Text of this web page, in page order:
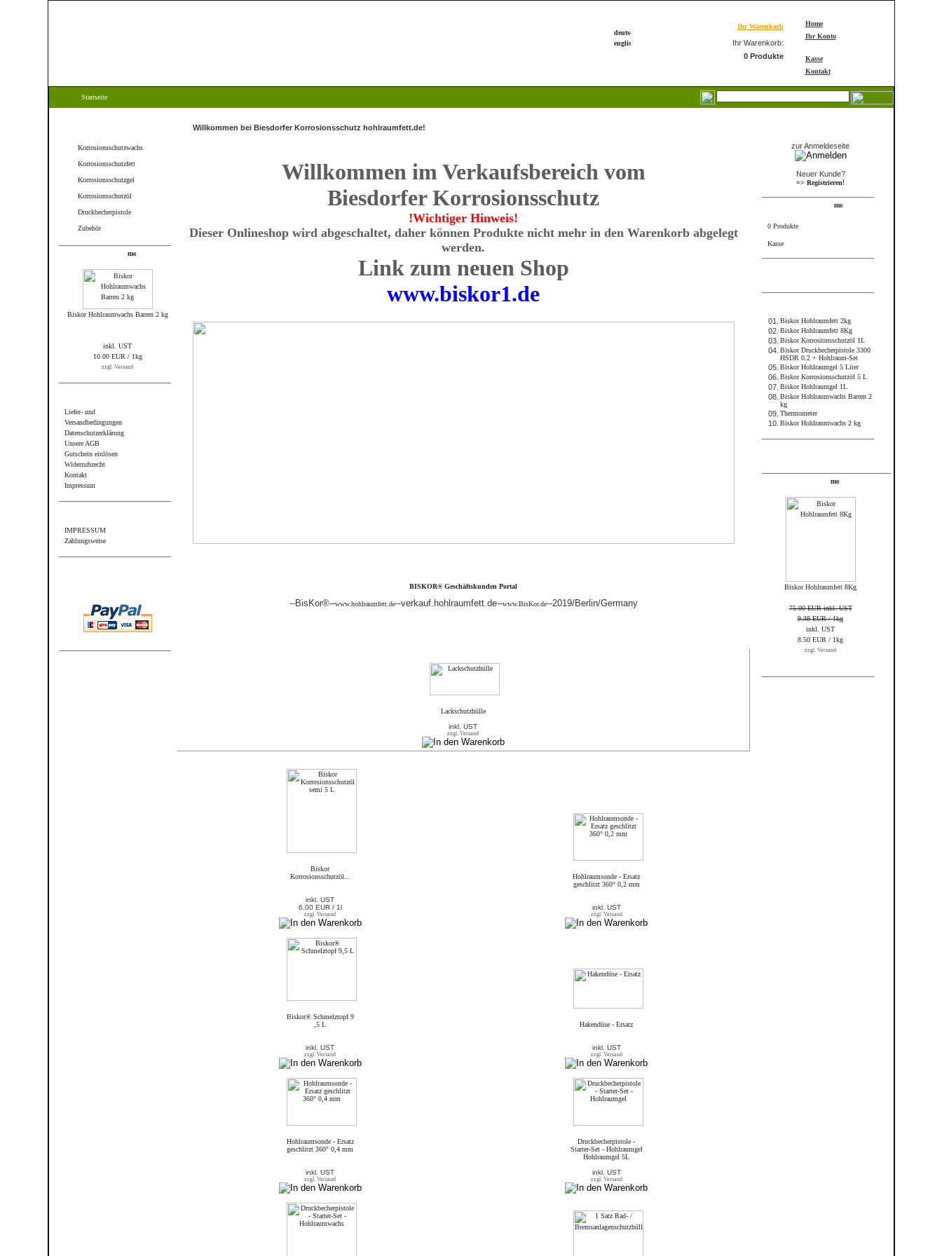
Ihr Warenkorb
Ihr Warenkorb:
0 Produkte
Home
Ihr Konto
Kasse
Kontakt
Startseite
Korrosionsschutzwachs
Korrosionsschutzfett
Korrosionsschutzgel
Korrosionsschutzöl
Druckbecherpistole
Zubehör
Biskor Hohlraumwachs Barren 2 kg
inkl. UST
10.00 EUR / 1kg
zzgl. Versand
Liefer- und
Versandbedingungen
Datenschutzerklärung
Unsere AGB
Gutschein einlösen
Widerrufsrecht
Kontakt
Impressum
IMPRESSUM
Zahlungsweise
Willkommen bei Biesdorfer Korrosionsschutz hohlraumfett.de!
Willkommen im Verkaufsbereich vom
Biesdorfer Korrosionsschutz
!Wichtiger Hinweis!
Dieser Onlineshop wird abgeschaltet, daher können Produkte nicht mehr in den Warenkorb abgelegt
werden.
Link zum neuen Shop
www.biskor1.de
BISKOR® Geschäftskunden Portal
--BisKor®--www.hohlraumfett.de--verkauf.hohlraumfett.de--www.BisKor.de--2019/Berlin/Germany
Lackschutzhülle
inkl. UST
zzgl. Versand
Biskor
Korrosionsschutzöl...
inkl. UST
6.00 EUR / 1l
zzgl. Versand
Hohlraumsonde - Ersatz
geschlitzt 360° 0,2 mm
inkl. UST
zzgl. Versand
Biskor® Schmelztopf 9
,5 L
inkl. UST
zzgl. Versand
Hakendüse - Ersatz
inkl. UST
zzgl. Versand
Hohlraumsonde - Ersatz
geschlitzt 360° 0,4 mm
inkl. UST
zzgl. Versand
Druckbecherpistole -
Starter-Set - Hohlraumgel
Hohlraumgel 5L
inkl. UST
zzgl. Versand
zur Anmeldeseite
Neuer Kunde?
=> Registrieren!
0 Produkte
Kasse
01. Biskor Hohlraumfett 2kg
02. Biskor Hohlraumfett 8Kg
03. Biskor Korrosionsschutzöl 1L
04. Biskor Druckbecherpistole 3300
HSDR 0.2 + Hohlraum-Set
05. Biskor Hohlraumgel 5 Liter
06. Biskor Korrosionsschutzöl 5 L
07. Biskor Hohlraumgel 1L
08. Biskor Hohlraumwachs Barren 2
kg
09. Thermometer
10. Biskor Hohlraumwachs 2 kg
Biskor Hohlraumfett 8Kg
75.00 EUR inkl. UST
9.38 EUR / 1kg
inkl. UST
8.50 EUR / 1kg
zzgl. Versand